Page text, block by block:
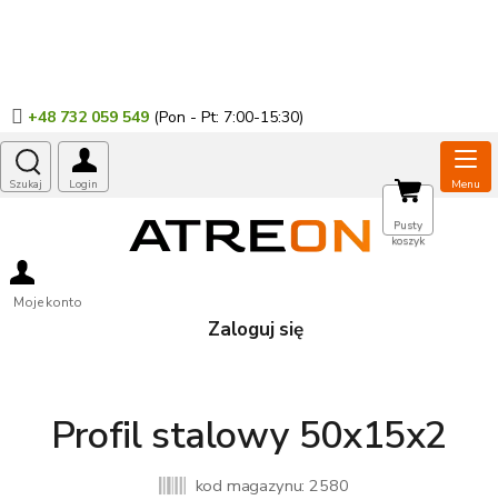
+48 732 059 549
Moje konto
Zaloguj się
KOSZYK
Pusty
koszyk
Profil stalowy 50x15x2
kod magazynu: 2580